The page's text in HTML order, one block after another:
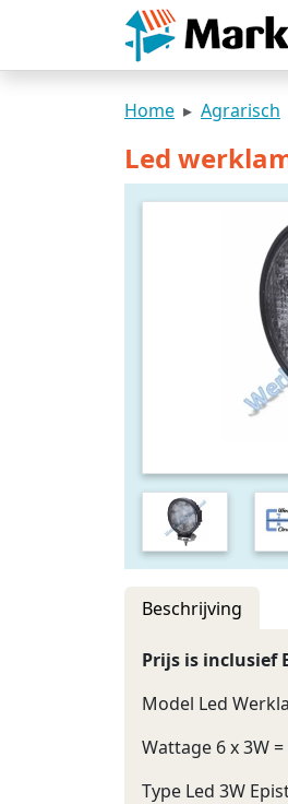
Home Agrarisch
Led
Beschrijving
Prijs is inclusief
Model Led
Wattage 6 x 3W
Type Led 3W